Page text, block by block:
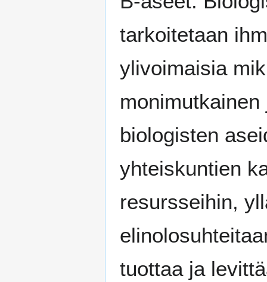
tarkoitetaan
ylivoimaisia
biologisten
yhteiskuntien
resursseihin,
tuottaa ja